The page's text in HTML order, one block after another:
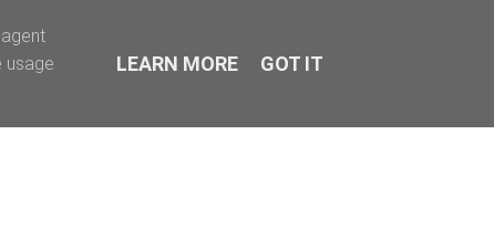
usage
LEARN MORE GOT IT